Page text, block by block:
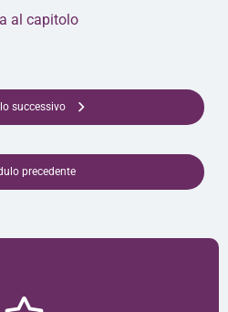
precedente
al capitolo
successivo